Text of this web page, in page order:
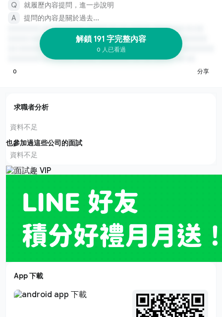
就履歷內容提問，進一步說明
提問的內容是關於過去...
解鎖 191 字完整內容
0 人已看過
0 分享
求職者分析
資料不足
也參加過這些公司的面試
資料不足
App 下載